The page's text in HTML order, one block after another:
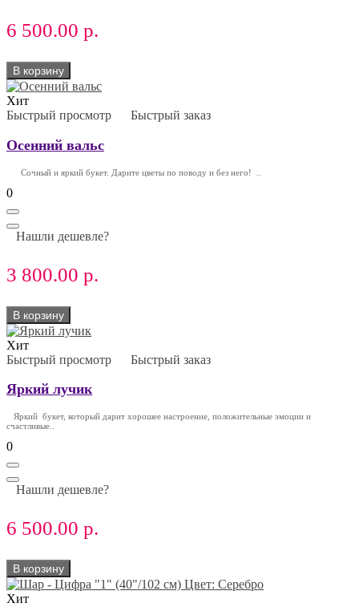
6 500.00 р.
В корзину
Хит
Быстрый просмотр
Быстрый заказ
Осенний вальс
Сочный и яркий букет. Дарите цветы по поводу и без него! ..
0
Нашли дешевле?
3 800.00 р.
В корзину
Хит
Быстрый просмотр
Быстрый заказ
Яркий лучик
Яркий букет, который дарит хорошее настроение, положительные эмоции и
счастливые..
0
Нашли дешевле?
6 500.00 р.
В корзину
Хит